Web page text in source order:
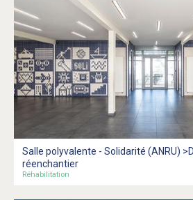
Salle polyvalente - Solidarité (ANRU)
réenchantier
Réhabilitation